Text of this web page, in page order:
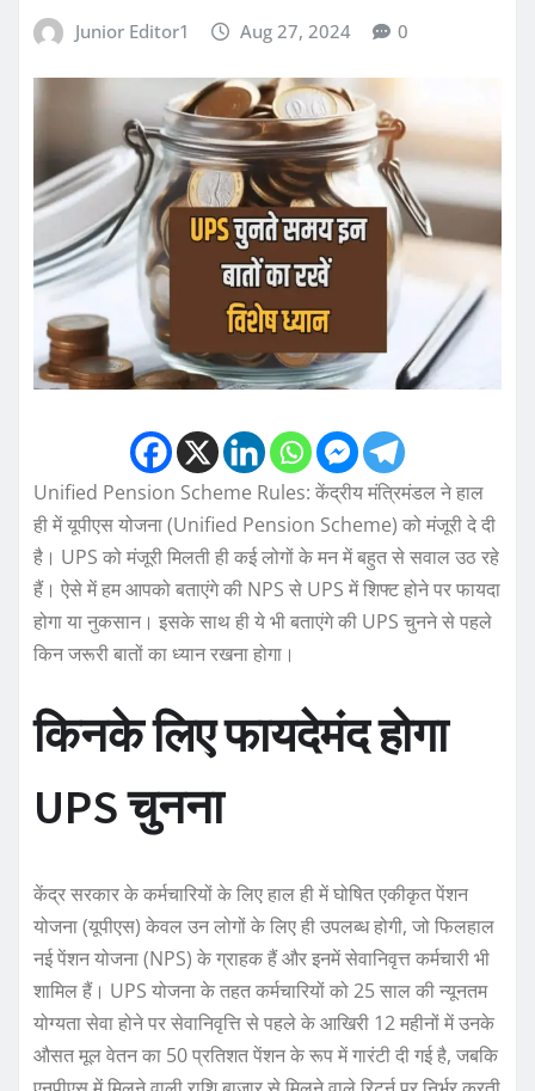
Junior Editor1 Aug 27, 2024 0
Unified Pension Scheme Rules: केंद्रीय मंत्रिमंडल ने हाल
ही में यूपीएस योजना (Unified Pension Scheme) को मंजूरी दे दी
है। UPS को मंजूरी मिलती ही कई लोगों के मन में बहुत से सवाल उठ रहे
हैं। ऐसे में हम आपको बताएंगे की NPS से UPS में शिफ्ट होने पर फायदा
होगा या नुकसान। इसके साथ ही ये भी बताएंगे की UPS चुनने से पहले
किन जरूरी बातों का ध्यान रखना होगा।
किनके लिए फायदेमंद होगा
UPS चुनना
केंद्र सरकार के कर्मचारियों के लिए हाल ही में घोषित एकीकृत पेंशन
योजना (यूपीएस) केवल उन लोगों के लिए ही उपलब्ध होगी, जो फिलहाल
नई पेंशन योजना (NPS) के ग्राहक हैं और इनमें सेवानिवृत्त कर्मचारी भी
शामिल हैं। UPS योजना के तहत कर्मचारियों को 25 साल की न्यूनतम
योग्यता सेवा होने पर सेवानिवृत्ति से पहले के आखिरी 12 महीनों में उनके
औसत मूल वेतन का 50 प्रतिशत पेंशन के रूप में गारंटी दी गई है, जबकि